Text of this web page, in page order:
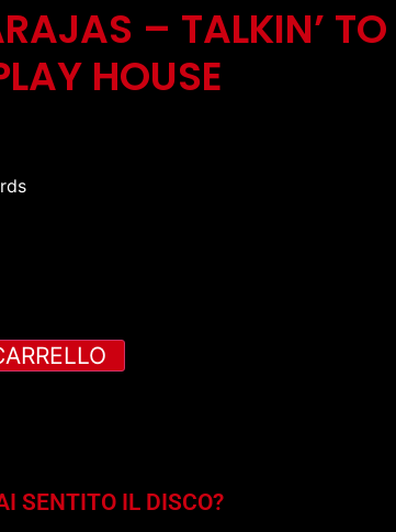
– TALKIN’
HOUSE
SENTITO IL DISCO?